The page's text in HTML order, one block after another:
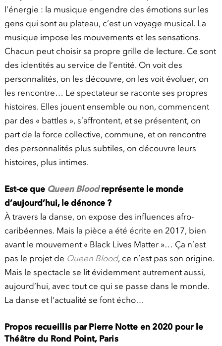
l’énergie : la musique engendre des émotions sur les
gens qui sont au plateau, c’est un voyage musical. La
musique impose les mouvements et les sensations.
Chacun peut choisir sa propre grille de lecture. Ce sont
des identités au service de l’entité. On voit des
personnalités, on les découvre, on les voit évoluer, on
les rencontre… Le spectateur se raconte ses propres
histoires. Elles jouent ensemble ou non, commencent
par des « battles », s’affrontent, et se présentent, on
part de la force collective, commune, et on rencontre
des personnalités plus subtiles, on découvre leurs
histoires, plus intimes.
Est-ce que Queen Bloodreprésente le monde
d’aujourd’hui, le dénonce ?
À travers la danse, on expose des influences afro-
caribéennes. Mais la pièce a été écrite en 2017, bien
avant le mouvement « Black Lives Matter »… Ça n’est
pas le projet de Queen Blood, ce n’est pas son origine.
Mais le spectacle se lit évidemment autrement aussi,
aujourd’hui, avec tout ce qui se passe dans le monde.
La danse et l’actualité se font écho…
Propos recueillis par Pierre Notte en 2020 pour le
Théâtre du Rond Point, Paris